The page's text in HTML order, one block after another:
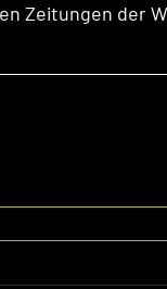
Zeitungen der